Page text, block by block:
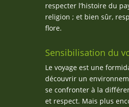
respecter l’histoire du
religion ; et bien sûr,
flore.
Sensibilisation du
Le voyage est une
découvrir un
se confronter à la
et respect. Mais plus